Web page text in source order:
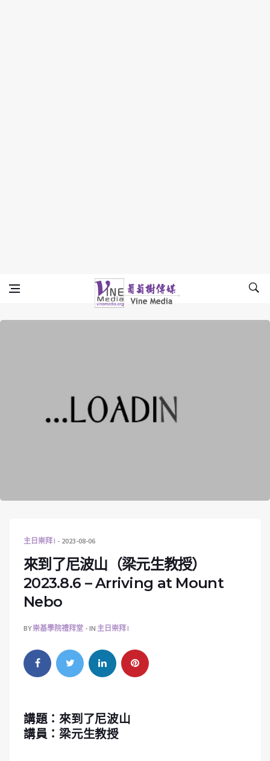
Vine Media
葡萄樹傳媒
主日崇拜 I 2023-08-06
來到了尼波山（梁元生教授）
2023.8.6 – Arriving at Mount
Nebo
BY崇基學院禮拜堂 IN 主日崇拜 I
講題：來到了尼波山
講員：梁元生教授